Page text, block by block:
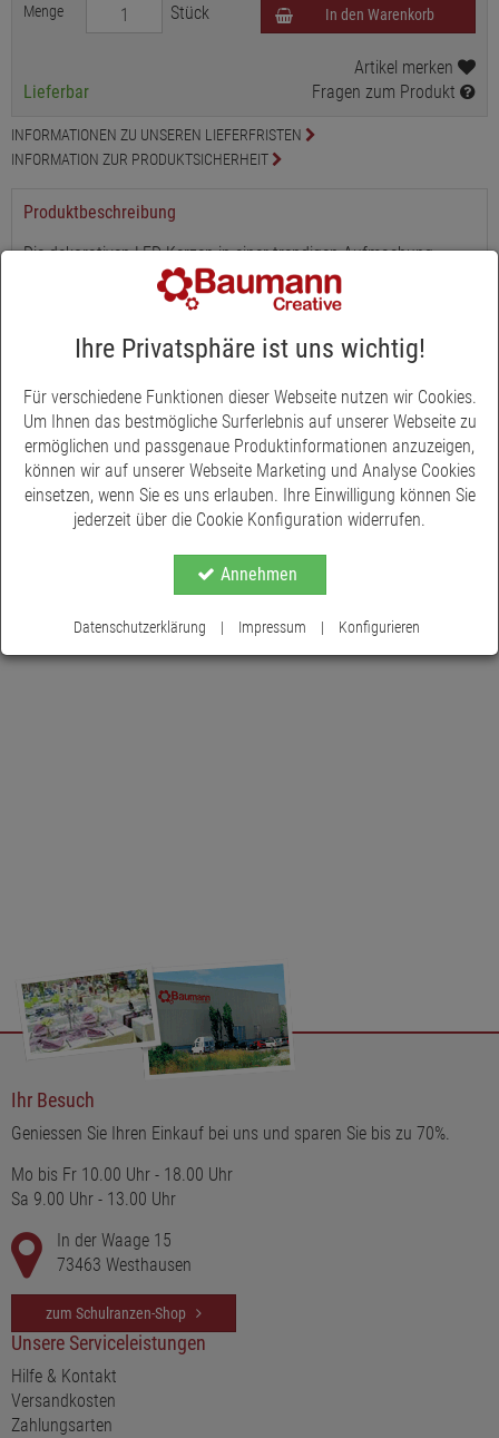
Menge Stück In den Warenkorb
Lieferbar
Artikel merken
Fragen zum Produkt
INFORMATIONEN ZU UNSEREN LIEFERFRISTEN
INFORMATION ZUR PRODUKTSICHERHEIT
Produktbeschreibung
Die dekorativen LED-Kerzen in einer trendigen Aufmachung
leuchten in warmweißen Licht und imitieren den Kerzenschein
von natürlichen Kerzen. Die Materialkombination der LED-Kerze
unterstreicht ein festliches Ambiente. Die LED Kerzen bewähren
Dauerdeko auf Regalen, Fensterbänken, als Tischdeko bei
Geburtstagen und Hochzeiten oder selbstverständlich in der
Weihnachtszeit. Zudem ist die Kerze mit einer Timerfunktion
ausgestattet. Das automatische Abschalten erfolgt nach 6
Stunden, das automatische Wiedereinschalten nach ca. 18
Stunden. Die Kerzen können aber auch manuell ein- und
benötigt (nicht enthalten).
Ihr Besuch
Geniessen Sie Ihren Einkauf bei uns und sparen Sie bis zu 70%.
Mo bis Fr 10.00 Uhr - 18.00 Uhr
Sa 9.00 Uhr - 13.00 Uhr
In der Waage 15
73463 Westhausen
zum Schulranzen-Shop
Unsere Serviceleistungen
Hilfe & Kontakt
Versandkosten
Zahlungsarten
Ihre Privatsphäre ist uns wichtig!
Für verschiedene Funktionen dieser Webseite nutzen wir Cookies.
Um Ihnen das bestmögliche Surferlebnis auf unserer Webseite zu
ermöglichen und passgenaue Produktinformationen anzuzeigen,
können wir auf unserer Webseite Marketing und Analyse Cookies
einsetzen, wenn Sie es uns erlauben. Ihre Einwilligung können Sie
jederzeit über die Cookie Konfiguration widerrufen.
Annehmen
Datenschutzerklärung | Impressum | Konfigurieren